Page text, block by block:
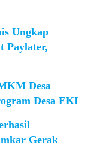
Ungkap
Paylater,
Desa
Desa EKI
Gerak